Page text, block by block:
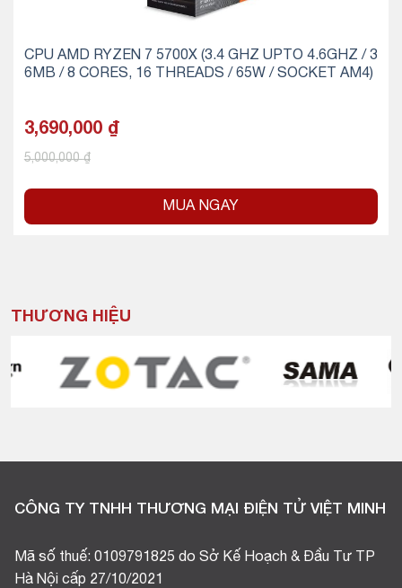
CPU AMD RYZEN 7 5700X (3.4 GHZ UPTO 4.6GHZ / 3
6MB / 8 CORES, 16 THREADS / 65W / SOCKET AM4)
3,690,000 ₫
5,000,000₫
MUA NGAY
THƯƠNG HIỆU
CÔNG TY TNHH THƯƠNG MẠI ĐIỆN TỬ VIỆT MINH
Mã số thuế: 0109791825 do Sở Kế Hoạch & Đầu Tư TP
Hà Nội cấp 27/10/2021